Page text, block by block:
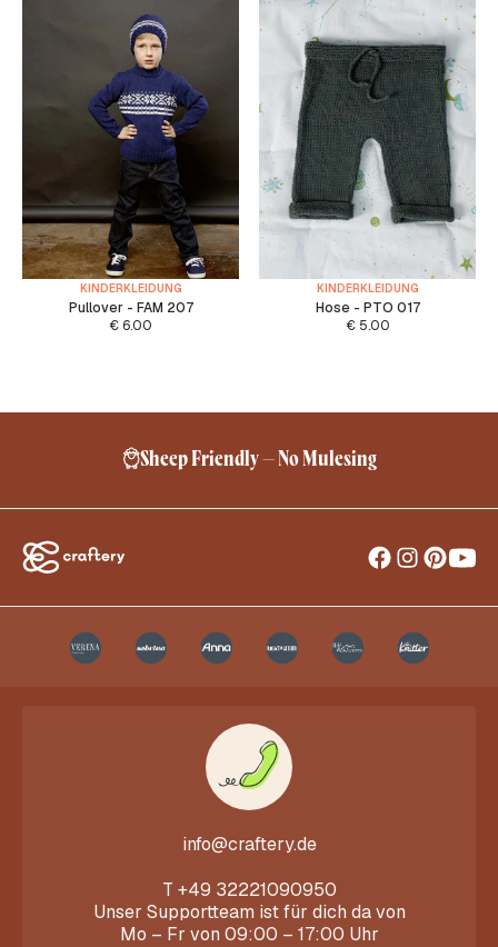
KINDERKLEIDUNG
Pullover - FAM 207
€ 6.00
KINDERKLEIDUNG
Hose - PTO 017
€5.00
Sheep Friendly – No Mulesing
info@craftery.de
T +49 32221090950
Unser Supportteam ist für dich da von
Mo – Fr von 09:00 – 17:00 Uhr